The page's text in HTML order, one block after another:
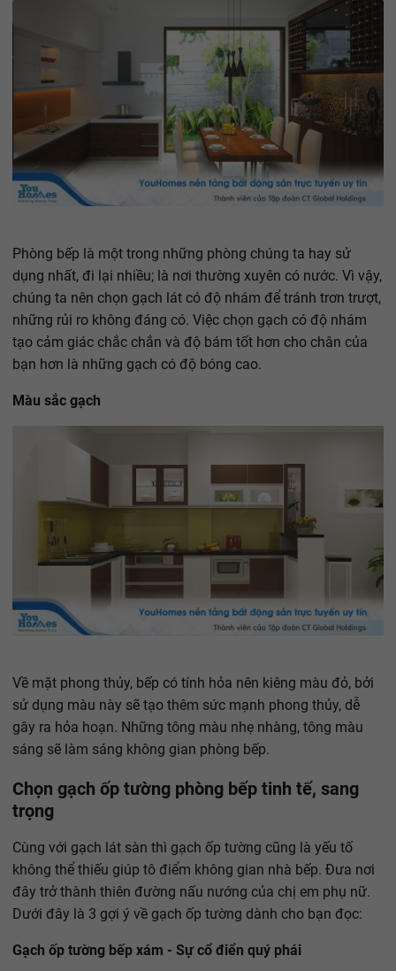
Phòng bếp là một trong những phòng chúng ta hay sử
dụng nhất, đi lại nhiều; là nơi thường xuyên có nước. Vì vậy,
chúng ta nên chọn gạch lát có độ nhám để tránh trơn trượt,
những rủi ro không đáng có. Việc chọn gạch có độ nhám
tạo cảm giác chắc chắn và độ bám tốt hơn cho chân của
bạn hơn là những gạch có độ bóng cao.
Màu sắc gạch
Về mặt phong thủy, bếp có tính hỏa nên kiêng màu đỏ, bởi
sử dụng màu này sẽ tạo thêm sức mạnh phong thủy, dễ
gây ra hỏa hoạn. Những tông màu nhẹ nhàng, tông màu
sáng sẽ làm sáng không gian phòng bếp.
Chọn gạch ốp tường phòng bếp tinh tế, sang
trọng
Cùng với gạch lát sàn thì gạch ốp tường cũng là yếu tố
không thể thiếu giúp tô điểm không gian nhà bếp. Đưa nơi
đây trở thành thiên đường nấu nướng của chị em phụ nữ.
Dưới đây là 3 gợi ý về gạch ốp tường dành cho bạn đọc:
Gạch ốp tường bếp xám - Sự cổ điển quý phái